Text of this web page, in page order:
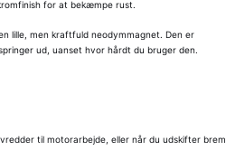
for at bekæmpe rust.
lille, men kraftfuld neodymmagnet. Den er
ud, uanset hvor hårdt du bruger den.
til motorarbejde, eller når du udskifter